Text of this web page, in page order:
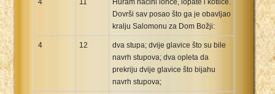
Dovrši sav posao što ga je obavljao
kralju Salomonu za Dom Božji:
4 12
dva stupa; dvije glavice što su bile
navrh stupova; dva opleta da
prekriju dvije glavice što bijahu
navrh stupova;